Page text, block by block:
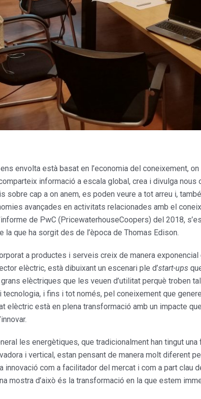
envolta està basat en l’economia del coneixement,
informació a escala global, crea i divulga
sobre cap a on anem, es poden veure a tot arreu i,
avançades en activitats relacionades amb el
de PwC (PricewaterhouseCoopers) del 2018,
que ha sorgit des de l’època de Thomas Edison.
a productes i serveis creix de manera exponencial
elèctric, està dibuixant un escenari ple d’start-ups
elèctriques que les veuen d’utilitat perquè troben
i fins i tot només, pel coneixement que
elèctric està en plena transformació amb un impacte
les energètiques, que tradicionalment han tingut una
i vertical, estan pensant de manera molt diferent
innovació com a facilitador del mercat i com a part clau
mostra d’això és la transformació en la que estem